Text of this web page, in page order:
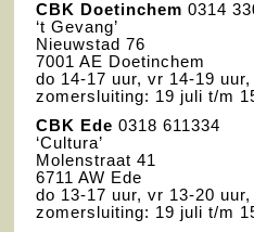
CBK
Doetinchem 0314
‘t Gevang’
Nieuwstad 76
7001 AE Doetinchem
do 14-17 uur, vr 14-19
zomersluiting: 19 juli t/m
CBK
Ede 0318 611334
‘Cultura’
Molenstraat 41
6711 AW Ede
do 13-17 uur, vr 13-20
zomersluiting: 19 juli t/m